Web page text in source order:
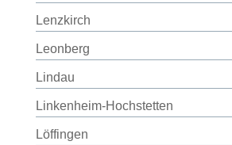
Lenzkirch
Leonberg
Lindau
Linkenheim-Hochstetten
Löffingen